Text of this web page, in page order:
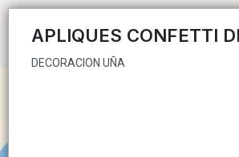
DECORACION UÑA
APLIQUES CONFETTI
DECORACION UÑA